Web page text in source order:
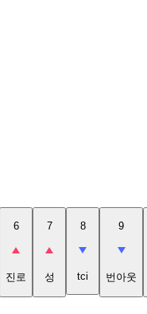
6
진로
7
성
8
tci
9
번아웃